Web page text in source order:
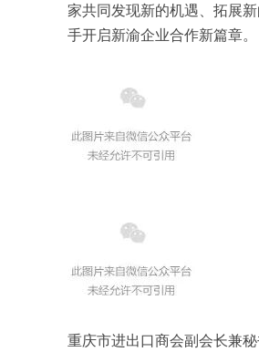
家共同发现新的机遇、拓展
手开启新渝企业合作新篇章。
重庆市进出口商会副会长兼秘